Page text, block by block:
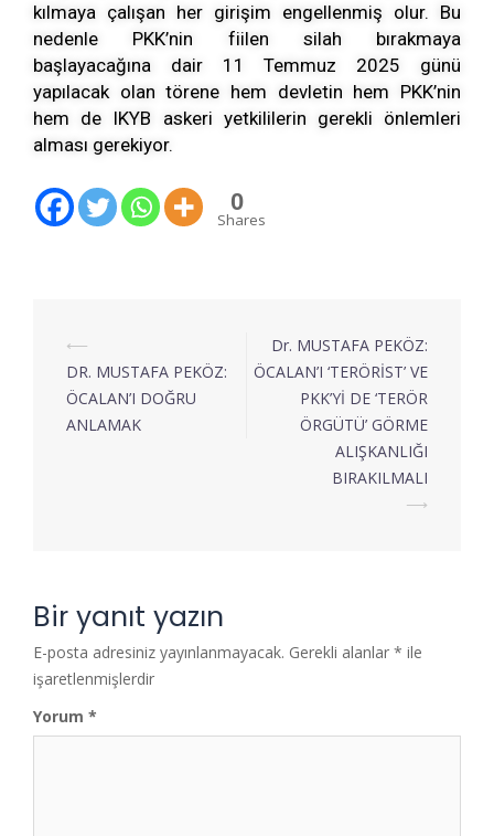
kılmaya çalışan her girişim engellenmiş olur. Bu
nedenle PKK’nin fiilen silah bırakmaya
başlayacağına dair 11 Temmuz 2025 günü
yapılacak olan törene hem devletin hem PKK’nin
hem de IKYB askeri yetkililerin gerekli önlemleri
alması gerekiyor.
0
Shares
⟵
DR. MUSTAFA PEKÖZ:
ÖCALAN’I DOĞRU
ANLAMAK
Dr. MUSTAFA PEKÖZ:
ÖCALAN’I ‘TERÖRİST’ VE
PKK’Yİ DE ‘TERÖR
ÖRGÜTÜ’ GÖRME
ALIŞKANLIĞI
BIRAKILMALI
⟶
Bir yanıt yazın
E-posta adresiniz yayınlanmayacak. Gerekli alanlar * ile
işaretlenmişlerdir
Yorum *